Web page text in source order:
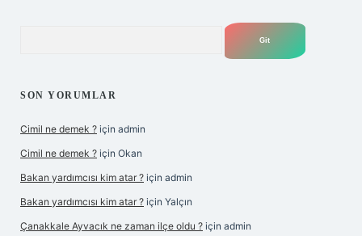
SON YORUMLAR
Cimil ne demek ? için admin
Cimil ne demek ? için Okan
Bakan yardımcısı kim atar ? için admin
Bakan yardımcısı kim atar ? için Yalçın
Çanakkale Ayvacık ne zaman ilçe oldu ? için admin